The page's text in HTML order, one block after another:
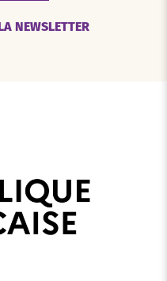
NEWSLETTER